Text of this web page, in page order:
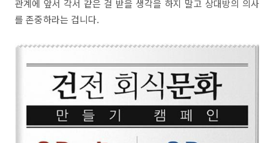
관계에 앞서 각서 같은 걸 받을 생각을 하지 말고 상대방의 의사
를 존중하라는 겁니다.